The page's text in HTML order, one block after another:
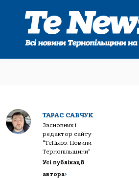
ТАРАС САВЧУК
Засновник і
редактор сайту
"ТеНьюз. Новини
Тернопільщини"
Усі публікації
автора>